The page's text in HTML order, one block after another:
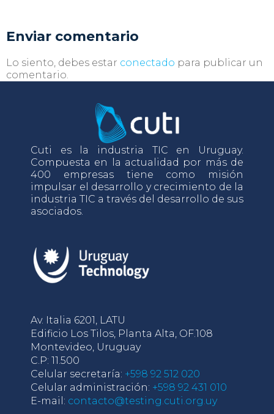
Enviar comentario
Lo siento, debes estar conectado para publicar un
comentario.
Cuti es la industria TIC en Uruguay.
Compuesta en la actualidad por más de
400 empresas tiene como misión
impulsar el desarrollo y crecimiento de la
industria TIC a través del desarrollo de sus
asociados.
Av. Italia 6201, LATU
Edificio Los Tilos, Planta Alta, OF.108
Montevideo, Uruguay
C.P: 11.500
Celular secretaría: +598 92 512 020
Celular administración: +598 92 431 010
E-mail: contacto@testing.cuti.org.uy